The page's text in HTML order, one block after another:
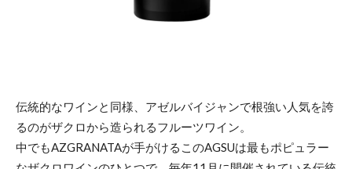
伝統的なワインと同様、アゼルバイジャンで根強い人気を誇
るのがザクロから造られるフルーツワイン。
中でもAZGRANATAが手がけるこのAGSUは最もポピュラー